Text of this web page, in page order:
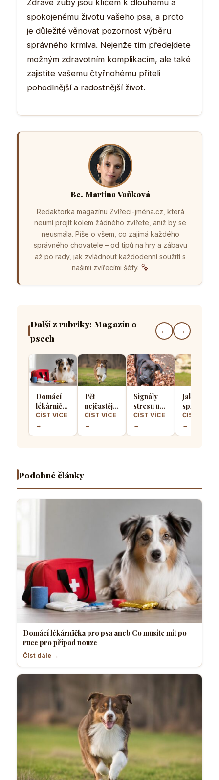
Zdravé zuby jsou klíčem k dlouhému a
spokojenému životu vašeho psa, a proto
je důležité věnovat pozornost výběru
správného krmiva. Nejenže tím předejdete
možným zdravotním komplikacím, ale také
zajistíte vašemu čtyřnohému příteli
pohodlnější a radostnější život.
Bc. Martina Vaňková
Redaktorka magazínu Zvířecí-jména.cz, která
neumí projít kolem žádného zvířete, aniž by se
neusmála. Píše o všem, co zajímá každého
správného chovatele – od tipů na hry a zábavu
až po rady, jak zvládnout každodenní soužití s
našimi zvířecími šéfy.
Další z rubriky: Magazín o
psech
← →
Domácí
lékárnička
pro psa
aneb Co
musíte mít
nouze
ČÍST VÍCE
→
Pět
nejčastějších
chyb při
výcviku
přivolání
ČÍST VÍCE
→
Signály
stresu u
psů: Jak
poznat, že
se váš
ČÍST VÍCE
→
Jak
správně
štěně, aby
z něj
ČÍST VÍCE
→
Podobné články
Domácí lékárnička pro psa aneb Co musíte mít po
ruce pro případ nouze
Číst dále →